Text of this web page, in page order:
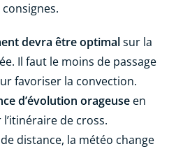
devra être optimalsur la
Il faut le moins de passage
favoriser la convection.
d’évolution orageuse en
de cross.
distance, la météo change